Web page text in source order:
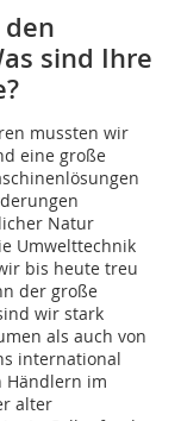
sind Ihre
mussten wir
eine große
Natur
Umwelttechnik
bis heute treu
der große
wir stark
als auch von
international
Händlern im
alter